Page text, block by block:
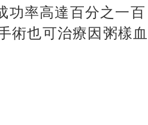
功率高達百分之一
術也可治療因粥樣